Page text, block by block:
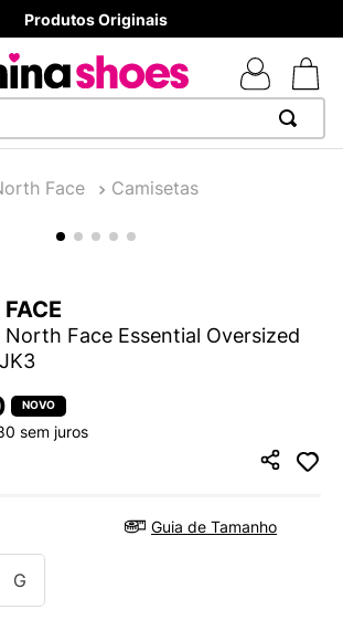
Produtos Originais
Face Camisetas
North Face Essential Oversized
sem juros
Guia de Tamanho
G
530
BABY